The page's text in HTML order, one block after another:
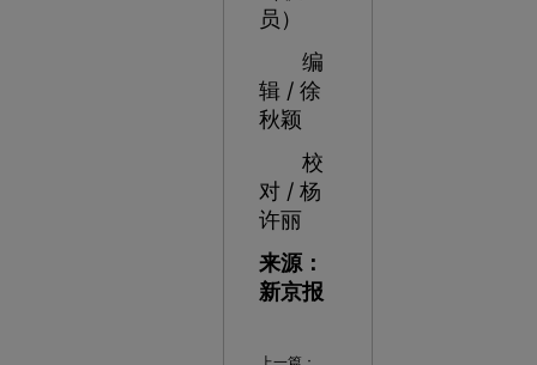
员）
编
辑 / 徐
秋颖
校
对 / 杨
许丽
来源：
新京报